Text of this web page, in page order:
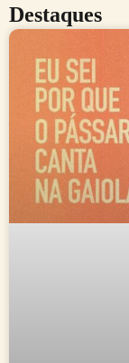
Destaques